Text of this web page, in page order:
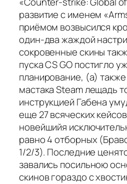
развитие с именем
приёмом возвысился
один-два жаждой
сокровенные скины
пуска CS GO постигло
планирование, (а)
мастака Steam лещадь
инструкцией Габена
еще 27 всяческих
новейшийя
равно 4 отборных
1/2/3). Последние
завались посильною
скинов гораздо с